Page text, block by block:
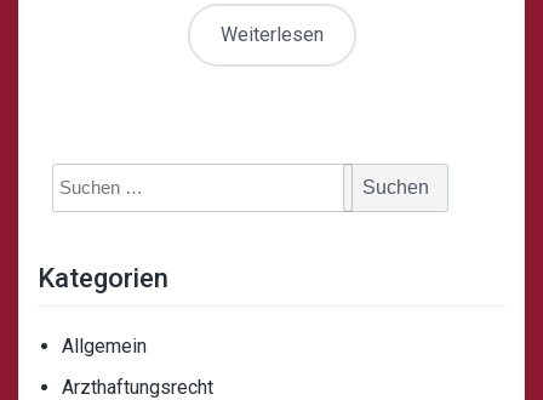
Weiterlesen
Suche
nach:
Kategorien
Allgemein
Arzthaftungsrecht